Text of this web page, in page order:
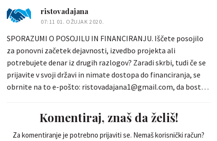
ristovadajana
07:11 01. OŽUJAK 2020.
SPORAZUMI O POSOJILU IN FINANCIRANJU. Iščete posojilo
za ponovni začetek dejavnosti, izvedbo projekta ali
potrebujete denar iz drugih razlogov? Zaradi skrbi, tudi če se
prijavite v svoji državi in nimate dostopa do financiranja, se
obrnite na to e-pošto: ristovadajana1@gmail.com, da boste
Specializirani smo za vsa področja financiranja posojil med
posamezniki. Nudimo posojila, ki so na voljo javnim in
zasebnim podjetjem in podjetjem. Posojilna pogodba je
Komentiraj, znaš da želiš!
Za komentiranje je potrebno prijaviti se. Nemaš korisnički račun?